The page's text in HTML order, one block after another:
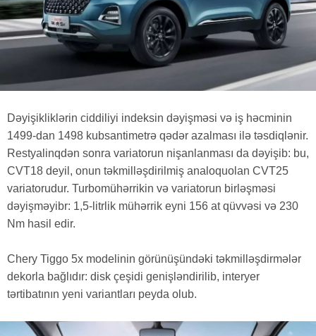
Dəyişikliklərin ciddiliyi indeksin dəyişməsi və iş həcminin
1499-dan 1498 kubsantimetrə qədər azalması ilə təsdiqlənir.
Restyalinqdən sonra variatorun nişanlanması da dəyişib: bu,
CVT18 deyil, onun təkmilləşdirilmiş analoquolan CVT25
variatorudur. Turbomühərrikin və variatorun birləşməsi
dəyişməyibr: 1,5-litrlik mühərrik eyni 156 at qüvvəsi və 230
Nm hasil edir.
Chery Tiggo 5x modelinin görünüşündəki təkmilləşdirmələr
dekorla bağlıdır: disk çeşidi genişləndirilib, interyer
tərtibatının yeni variantları peyda olub.